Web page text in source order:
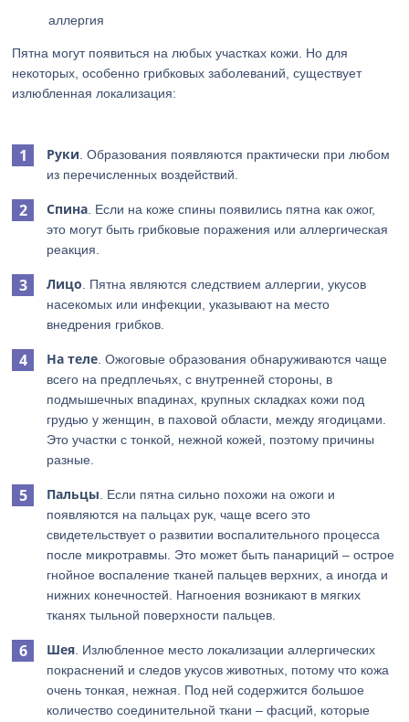
аллергия
Пятна могут появиться на любых участках кожи. Но для
некоторых, особенно грибковых заболеваний, существует
излюбленная локализация:
Руки . Образования появляются практически при любом
из перечисленных воздействий.
Спина . Если на коже спины появились пятна как ожог,
это могут быть грибковые поражения или аллергическая
реакция.
Лицо . Пятна являются следствием аллергии, укусов
насекомых или инфекции, указывают на место
внедрения грибков.
На теле . Ожоговые образования обнаруживаются чаще
всего на предплечьях, с внутренней стороны, в
подмышечных впадинах, крупных складках кожи под
грудью у женщин, в паховой области, между ягодицами.
Это участки с тонкой, нежной кожей, поэтому причины
разные.
Пальцы . Если пятна сильно похожи на ожоги и
появляются на пальцах рук, чаще всего это
свидетельствует о развитии воспалительного процесса
после микротравмы. Это может быть панариций – острое
гнойное воспаление тканей пальцев верхних, а иногда и
нижних конечностей. Нагноения возникают в мягких
тканях тыльной поверхности пальцев.
Шея . Излюбленное место локализации аллергических
покраснений и следов укусов животных, потому что кожа
очень тонкая, нежная. Под ней содержится большое
количество соединительной ткани – фасций, которые